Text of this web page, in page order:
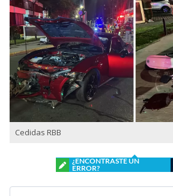
Cedidas RBB
¿ENCONTRASTE UN
ERROR?